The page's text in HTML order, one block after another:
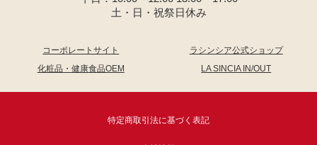
土・日・祝祭日休み
コーポレートサイト
ラシンシア公式ショップ
化粧品・健康食品OEM
LA SINCIA IN/OUT
特定商取引法に基づく表記